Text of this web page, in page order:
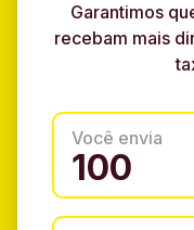
Garantimos
recebam mais
Você envia